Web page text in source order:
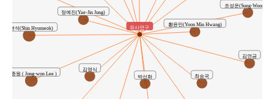
김연금
김영식
박선화
신현석(Shin Hyunseok)
이종원 ( Jong-won Lee )
정예진(Yae-Jin Jung)
조성운(Sung-Woon Jo)
최승국
황윤민(Yoon Min Hwang)
유사연구